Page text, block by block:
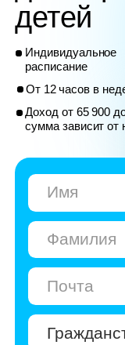
Индивидуальное
расписание
От 12 часов в неделю
Доход от 65 900 до 134
сумма зависит от